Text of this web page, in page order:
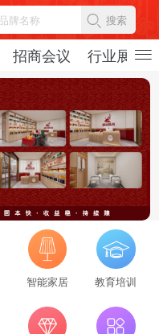
搜索
招商会议 行业展会
智能家居 教育培训